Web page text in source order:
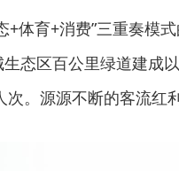
+体育+消费”三重奏模
生态区百公里绿道建成
次。源源不断的客流红